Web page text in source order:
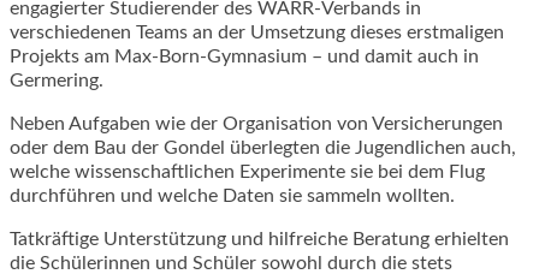
engagierter Studierender des WARR-Verbands in
verschiedenen Teams an der Umsetzung dieses erstmaligen
Projekts am Max-Born-Gymnasium – und damit auch in
Germering.
Neben Aufgaben wie der Organisation von Versicherungen
oder dem Bau der Gondel überlegten die Jugendlichen auch,
welche wissenschaftlichen Experimente sie bei dem Flug
durchführen und welche Daten sie sammeln wollten.
Tatkräftige Unterstützung und hilfreiche Beratung erhielten
die Schülerinnen und Schüler sowohl durch die stets